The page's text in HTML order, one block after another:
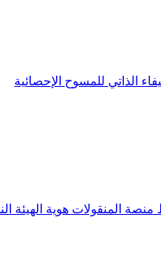
الذاتي للمسوح الإحصائية
منصة المنقولات هوية الهيئة